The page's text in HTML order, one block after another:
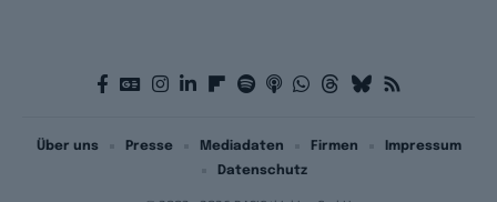
Über uns Presse Mediadaten Firmen
Impressum
Datenschutz